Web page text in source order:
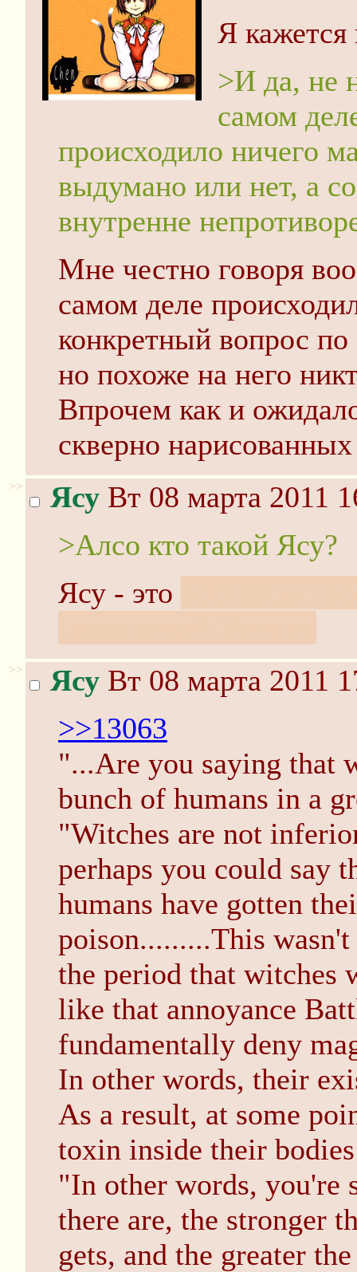
Я кажется
>И да, не
самом
происходило ничего
выдумано или нет, а
внутренне
Мне честно говоря
самом деле
конкретный вопрос
но похоже на него
Впрочем как и
скверно
>> Ясу Вт 08 марта 2011
>Алсо кто такой Ясу?
Ясу - это
>> Ясу Вт 08 марта 2011
>>13063
"...Are you saying that
bunch of humans in a
"Witches are not
perhaps you could say
humans have gotten
poison.........This
the period that witches
like that annoyance
fundamentally deny
In other words, their
As a result, at some
toxin inside their
"In other words, you're
there are, the stronger
gets, and the greater